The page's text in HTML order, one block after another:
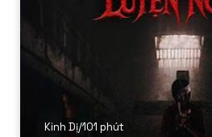
Kinh Dị/101 phút